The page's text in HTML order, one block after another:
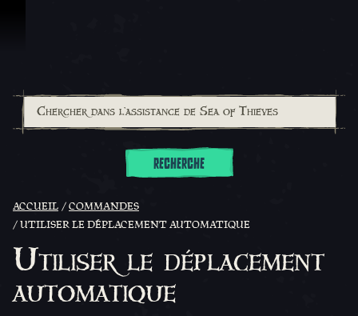
RECHERCHE
ACCUEIL
COMMANDES
UTILISER LE DÉPLACEMENT AUTOMATIQUE
Utiliser le déplacement
automatique